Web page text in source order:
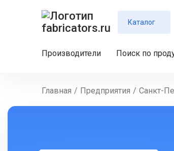
Каталог
Производители Поиск по
Главная / Предприятия / Санкт-